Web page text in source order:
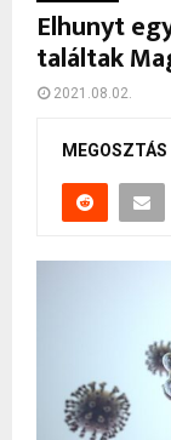
Elhunyt
találtak
2021.08.02.
MEGOSZTÁS